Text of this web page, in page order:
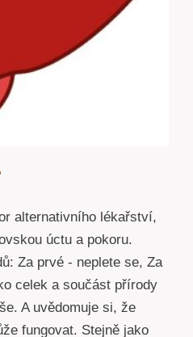
alternativního lékařství,
úctu a pokoru.
Za prvé - neplete se, Za
celek a součást přírody
A uvědomuje si, že
fungovat. Stejně jako